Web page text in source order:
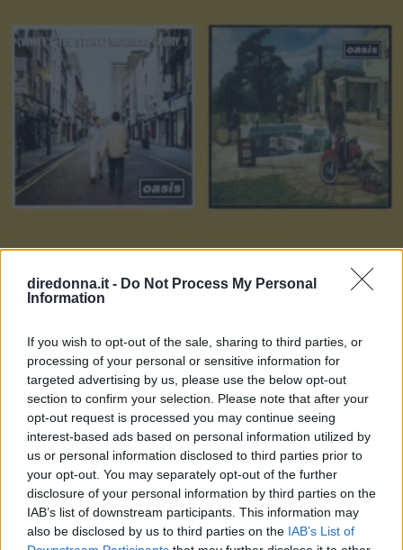
diredonna.it - Do Not Process My Personal
Information
If you wish to opt-out of the sale, sharing to third parties, or
processing of your personal or sensitive information for
targeted advertising by us, please use the below opt-out
section to confirm your selection. Please note that after your
opt-out request is processed you may continue seeing
interest-based ads based on personal information utilized by
us or personal information disclosed to third parties prior to
your opt-out. You may separately opt-out of the further
disclosure of your personal information by third parties on the
IAB’s list of downstream participants. This information may
also be disclosed by us to third parties on the IAB’s List of
GOSSIP
Le 10 più belle frasi dei The
Oasis, che ora possiamo tornare
a sentire live
Mentre The Oasis si esibiscono in tutto il mondo, tornando
sui palchi con la loro musica, abbiamo scelto le 10 più
belle frasi delle loro canzoni: quali sono le vostre?